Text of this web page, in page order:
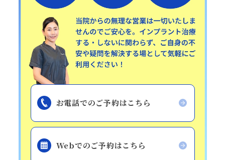
お電話でのご予約はこちら
Webでのご予約はこちら